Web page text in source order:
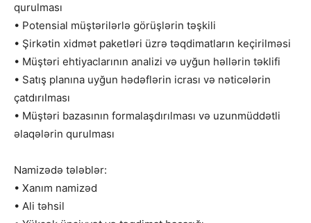
qurulması
• Potensial müştərilərlə görüşlərin təşkili
• Şirkətin xidmət paketləri üzrə təqdimatların keçirilməsi
• Müştəri ehtiyaclarının analizi və uyğun həllərin təklifi
• Satış planına uyğun hədəflərin icrası və nəticələrin
çatdırılması
• Müştəri bazasının formalaşdırılması və uzunmüddətli
əlaqələrin qurulması
Namizədə tələblər:
• Xanım namizəd
• Ali təhsil